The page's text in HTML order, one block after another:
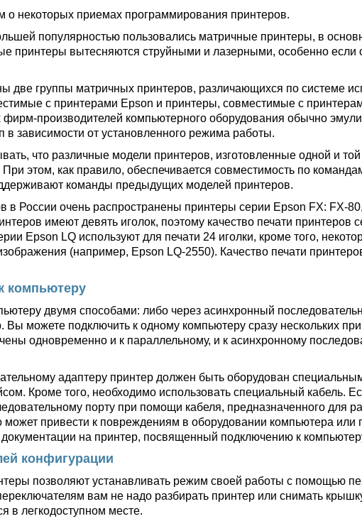
о некоторых приемах программирования принтеров.
популярностью пользовались матричные принтеры, в
принтеры вытесняются струйными и лазерными, особенно если
две группы матричных принтеров, различающихся по системе
с принтерами Epson и принтеры, совместимые с
фирм-производителей компьютерного оборудования обычно
в зависимости от установленного режима работы.
что различные модели принтеров, изготовленные одной и
этом, как правило, обеспечивается совместимость по
команды предыдущих моделей принтеров.
в России очень распространены принтеры серии Epson FX: FX-
имеют девять иголок, поэтому качество печати принтеров
Epson LQ используют для печати 24 иголки, кроме того,
(например, Epson LQ-2550). Качество печати
компьютеру
двумя способами: либо через асинхронный
Вы можете подключить к одному компьютеру сразу нескольких
одновременно и к параллельному, и к асинхронному
адаптеру принтер должен быть оборудован
Кроме того, необходимо использовать специальный кабель.
порту при помощи кабеля, предназначенного для
может привести к повреждениям в оборудовании компьютера или
документации на принтер, посвященный подключению к
конфигурации
позволяют устанавливать режим своей работы с помощью
вам не надо разбирать принтер или снимать
в легкодоступном месте.